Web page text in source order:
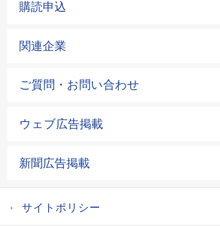
購読申込
関連企業
ご質問・お問い合わせ
ウェブ広告掲載
新聞広告掲載
サイトポリシー